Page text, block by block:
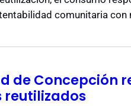
comunitaria
de Concepción
reutilizados